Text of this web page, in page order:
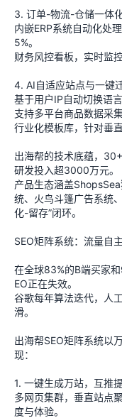
3. 订单-物流-仓储一体
内嵌ERP系统自动化处
5%。
财务风控看板，实时监
4. AI自适应站点与一键
基于用户IP自动切换语
支持多平台商品数据采
行业化模板库，针对垂
出海帮的技术底蕴，
研发投入超3000万元。
产品生态涵盖
统、火鸟斗篷广告系统
化-留存”闭环。
SEO矩阵系统：流量自
在全球83%的B端买家
EO正在失效。
谷歌每年算法迭代，人
滑。
出海帮SEO矩阵系统以
现：
1. 一键生成万站，互推
多网页集群，垂直站点
度与体验。